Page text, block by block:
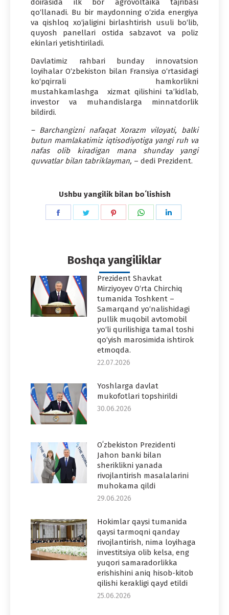
doirasida ilk bor agrovoltaika tajribasi
qo‘llanadi. Bu bir maydonning o‘zida energiya
va qishloq xo‘jaligini birlashtirish usuli bo‘lib,
quyosh panellari ostida sabzavot va poliz
ekinlari yetishtiriladi.
Davlatimiz rahbari bunday innovatsion
loyihalar O‘zbekiston bilan Fransiya o‘rtasidagi
ko‘pqirrali hamkorlikni
mustahkamlashga xizmat qilishini ta’kidlab,
investor va muhandislarga minnatdorlik
bildirdi.
– Barchangizni nafaqat Xorazm viloyati, balki
butun mamlakatimiz iqtisodiyotiga yangi ruh va
nafas olib kiradigan mana shunday yangi
quvvatlar bilan tabriklayman, – dedi Prezident.
Ushbu yangilik bilan boʻlishish
Share
Share
Share
Share
Boshqa yangiliklar
Prezident Shavkat
Mirziyoyev O‘rta Chirchiq
tumanida Toshkent –
Samarqand yo‘nalishidagi
pullik muqobil avtomobil
yo‘li qurilishiga tamal toshi
qo‘yish marosimida ishtirok
etmoqda.
22.07.2026
Yoshlarga davlat
mukofotlari topshirildi
30.06.2026
Oʻzbekiston Prezidenti
Jahon banki bilan
sheriklikni yanada
rivojlantirish masalalarini
muhokama qildi
29.06.2026
Hokimlar qaysi tumanida
qaysi tarmoqni qanday
rivojlantirish, nima loyihaga
investitsiya olib kelsa, eng
yuqori samaradorlikka
erishishini aniq hisob-kitob
qilishi kerakligi qayd etildi
25.06.2026